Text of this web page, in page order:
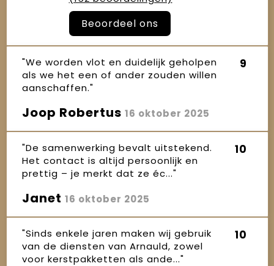
Beoordeel ons
"We worden vlot en duidelijk geholpen
als we het een of ander zouden willen
aanschaffen."
9
Joop Robertus 16 oktober 2025
"De samenwerking bevalt uitstekend.
Het contact is altijd persoonlijk en
prettig – je merkt dat ze éc..."
10
Janet 16 oktober 2025
"Sinds enkele jaren maken wij gebruik
van de diensten van Arnauld, zowel
voor kerstpakketten als ande..."
10